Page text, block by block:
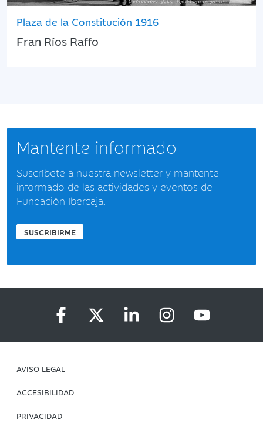
Plaza de la Constitución 1916
Fran Ríos Raffo
Mantente informado
Suscríbete a nuestra newsletter y mantente
informado de las actividades y eventos de
Fundación Ibercaja.
SUSCRIBIRME
AVISO LEGAL
ACCESIBILIDAD
PRIVACIDAD